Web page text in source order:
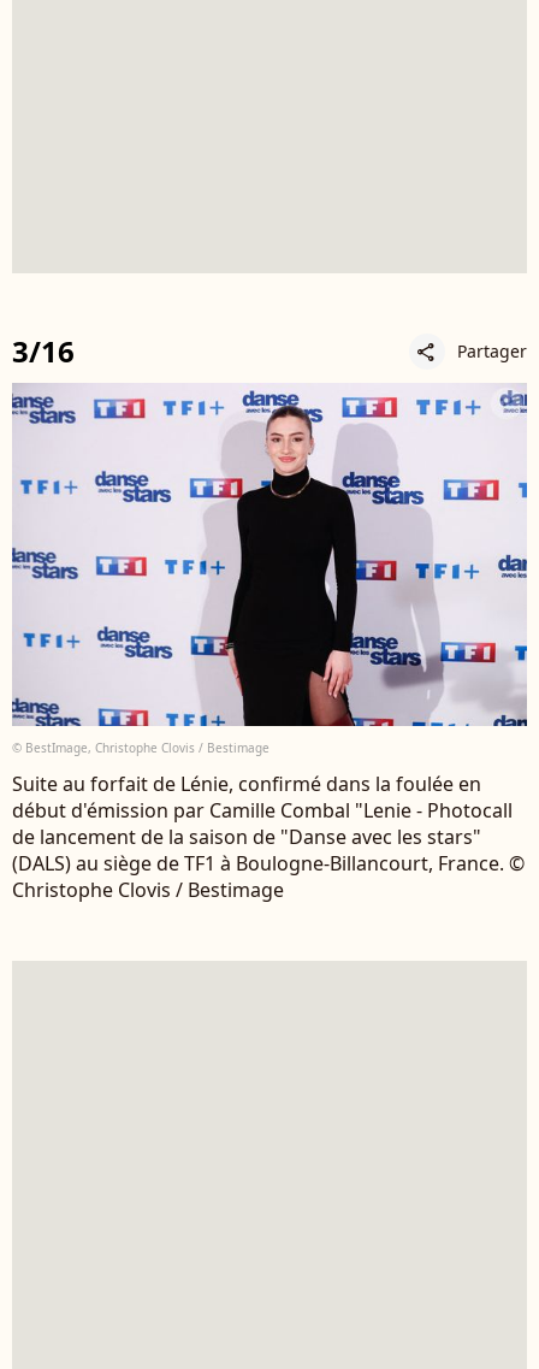
3/16 share Partager
© BestImage, Christophe Clovis / Bestimage
Suite au forfait de Lénie, confirmé dans la foulée en
début d'émission par Camille Combal "Lenie - Photocall
de lancement de la saison de "Danse avec les stars"
(DALS) au siège de TF1 à Boulogne-Billancourt, France. ©
Christophe Clovis / Bestimage